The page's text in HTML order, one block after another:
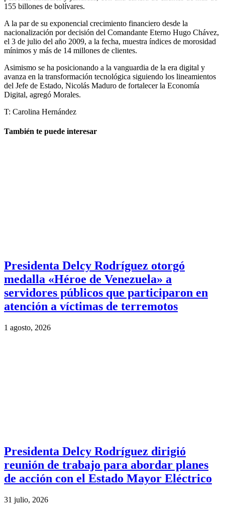
155 billones de bolívares.
A la par de su exponencial crecimiento financiero desde la
nacionalización por decisión del Comandante Eterno Hugo Chávez,
el 3 de julio del año 2009, a la fecha, muestra índices de morosidad
mínimos y más de 14 millones de clientes.
Asimismo se ha posicionando a la vanguardia de la era digital y
avanza en la transformación tecnológica siguiendo los lineamientos
del Jefe de Estado, Nicolás Maduro de fortalecer la Economía
Digital, agregó Morales.
T: Carolina Hernández
También te puede interesar
Presidenta Delcy Rodríguez otorgó
medalla «Héroe de Venezuela» a
servidores públicos que participaron en
atención a víctimas de terremotos
1 agosto, 2026
Presidenta Delcy Rodríguez dirigió
reunión de trabajo para abordar planes
de acción con el Estado Mayor Eléctrico
31 julio, 2026